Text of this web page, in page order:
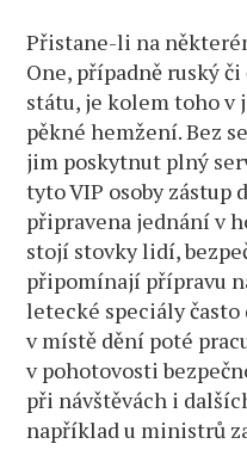
Přistane-li na
One, případně ruský
státu, je kolem toho
pěkné hemžení. Bez
jim poskytnut plný
tyto VIP osoby zástup
připravena jednání v
stojí stovky lidí,
připomínají přípravu
letecké speciály
v místě dění poté
v pohotovosti
při návštěvách i
například u ministrů